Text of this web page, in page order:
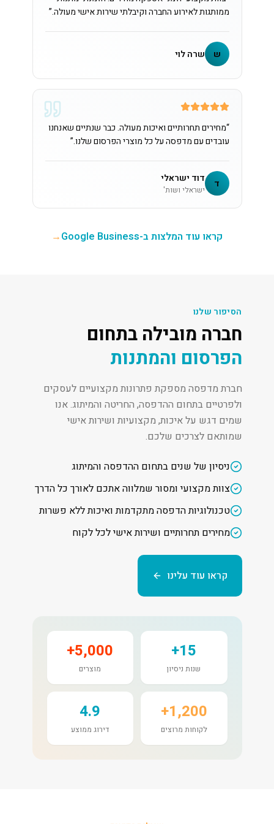
ממותגות לאירוע החברה וקיבלתי שירות אישי מעולה.”
ש שרה לוי
“מחירים תחרותיים ואיכות מעולה. כבר שנתיים שאנחנו
עובדים עם מדפסה על כל מוצרי הפרסום שלנו.”
ד דוד ישראלי
ישראלי ושות'
קראו עוד המלצות ב-Google Business →
הסיפור שלנו
חברה מובילה בתחום
הפרסום והמתנות
חברת מדפסה מספקת פתרונות מקצועיים לעסקים
ולפרטיים בתחום ההדפסה, החריטה והמיתוג. אנו
שמים דגש על איכות, מקצועיות ושירות אישי
שמותאם לצרכים שלכם.
ניסיון של שנים בתחום ההדפסה והמיתוג
צוות מקצועי ומסור שמלווה אתכם לאורך כל הדרך
טכנולוגיות הדפסה מתקדמות ואיכות ללא פשרות
מחירים תחרותיים ושירות אישי לכל לקוח
קראו עוד עלינו
15+
שנות ניסיון
5,000+
מוצרים
1,200+
לקוחות מרוצים
4.9
דירוג ממוצע